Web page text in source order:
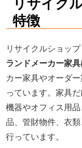
特徴
リサイクルショップ
ランドメーカー家
カー家具やオーダ
っています。家具
機器やオフィス用
品、管財物件、衣
行っています。